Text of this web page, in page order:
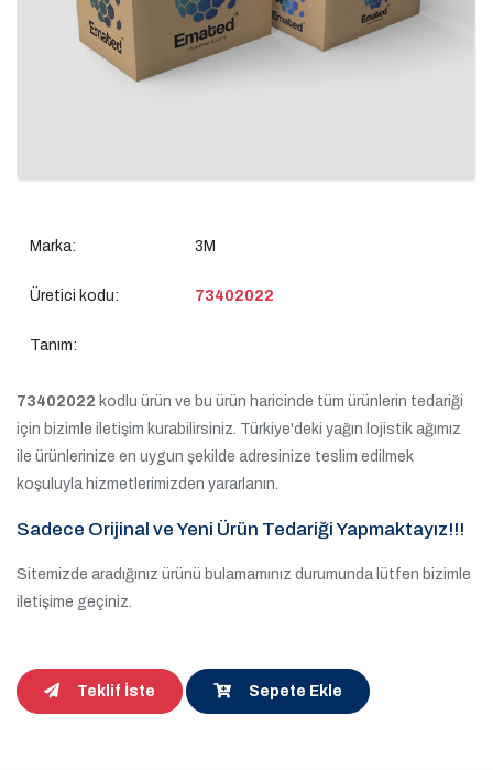
Marka: 3M
Üretici kodu: 73402022
Tanım:
73402022 kodlu ürün ve bu ürün haricinde tüm ürünlerin tedariği
için bizimle iletişim kurabilirsiniz. Türkiye'deki yağın lojistik ağımız
ile ürünlerinize en uygun şekilde adresinize teslim edilmek
koşuluyla hizmetlerimizden yararlanın.
Sadece Orijinal ve Yeni Ürün Tedariği Yapmaktayız!!!
Sitemizde aradığınız ürünü bulamamınız durumunda lütfen bizimle
iletişime geçiniz.
Teklif İste Sepete Ekle